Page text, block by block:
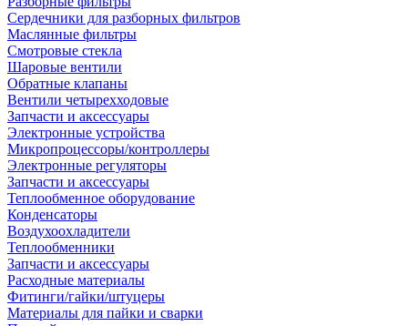
Сердечники для разборных фильтров
Маслянные фильтры
Смотровые стекла
Шаровые вентили
Обратные клапаны
Вентили четырехходовые
Запчасти и аксессуары
Электронные устройства
Микропроцессоры/контроллеры
Электронные регуляторы
Запчасти и аксессуары
Теплообменное оборудование
Конденсаторы
Воздухоохладители
Теплообменники
Запчасти и аксессуары
Расходные материалы
Фитинги/гайки/штуцеры
Материалы для пайки и сварки